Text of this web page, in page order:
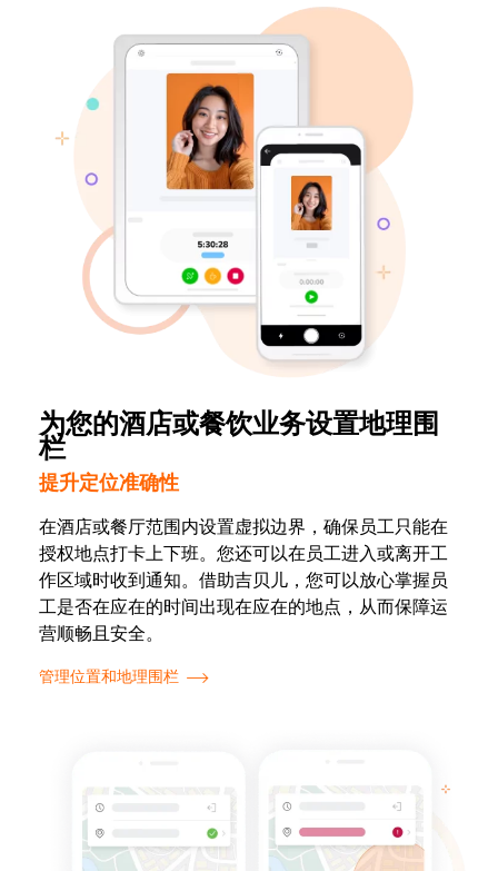
为您的酒店或餐饮业务设置地理围
栏
提升定位准确性
在酒店或餐厅范围内设置虚拟边界，确保员工只能在
授权地点打卡上下班。您还可以在员工进入或离开工
作区域时收到通知。借助吉贝儿，您可以放心掌握员
工是否在应在的时间出现在应在的地点，从而保障运
营顺畅且安全。
管理位置和地理围栏